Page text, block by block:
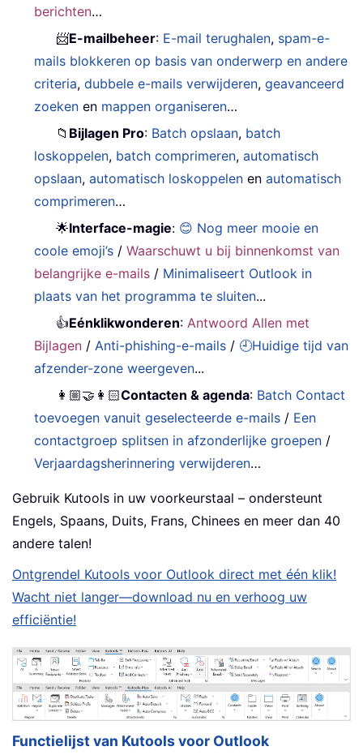
berichten…
📨E-mailbeheer: E-mail terughalen, spam-e-
mails blokkeren op basis van onderwerp en andere
criteria,dubbele e-mails verwijderen,geavanceerd
zoeken en mappen organiseren…
📁 Bijlagen Pro: Batch opslaan, batch
loskoppelen, batch comprimeren,automatisch
opslaan,automatisch loskoppelen enautomatisch
comprimeren…
🌟Interface-magie: 😊 Nog meer mooie en
coole emoji’s /Waarschuwt u bij binnenkomst van
belangrijke e-mails / Minimaliseert Outlook in
plaats van het programma te sluiten...
👍Eénklikwonderen:Antwoord Allen met
Bijlagen /Anti-phishing-e-mails / 🕘Huidige tijd van
afzender-zone weergeven...
👩🏼‍🤝‍👩🏻Contacten & agenda: Batch Contact
toevoegen vanuit geselecteerde e-mails / Een
contactgroep splitsen in afzonderlijke groepen /
Verjaardagsherinnering verwijderen…
Gebruik Kutools in uw voorkeurstaal – ondersteunt
Engels, Spaans, Duits, Frans, Chinees en meer dan 40
andere talen!
Ontgrendel Kutools voor Outlook direct met één klik!
Wacht niet langer—download nu en verhoog uw
efficiëntie!
Functielijst van Kutools voor Outlook